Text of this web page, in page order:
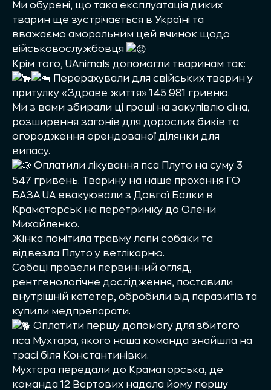
Ми обурені, що така експлуатація диких
тварин ще зустрічається в Україні та
вважаємо аморальним цей вчинок щодо
військовослужбовця
Крім того, UAnimals допомогли тваринам так:
Перерахували для свійських тварин у
притулку «Здраве життя» 145 981 гривню.
Ми з вами збирали ці гроші на закупівлю сіна,
розширення загонів для дорослих биків та
огородження орендованої ділянки для
випасу.
Оплатили лікування пса Плуто на суму 3
547 гривень. Тварину на наше прохання ГО
БАЗА UA евакуювали з Довгої Балки в
Краматорськ на перетримку до Олени
Михайленко.
Жінка помітила травму лапи собаки та
відвезла Плуто у ветлікарню.
Собаці провели первинний огляд,
рентгенологічне дослідження, поставили
внутрішній катетер, обробили від паразитів та
купили медпрепарати.
Оплатити першу допомогу для збитого
пса Мухтара, якого наша команда знайшла на
трасі біля Константинівки.
Мухтара передали до Краматорська, де
команда12 Вартових надала йому першу